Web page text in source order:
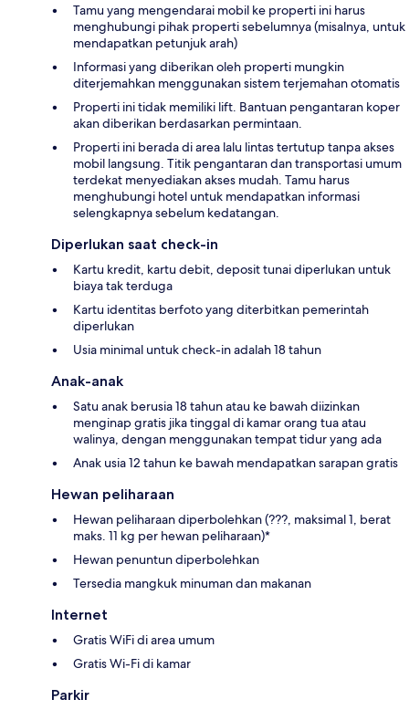
Tamu yang mengendarai mobil ke properti ini harus
menghubungi pihak properti sebelumnya (misalnya, untuk
mendapatkan petunjuk arah)
Informasi yang diberikan oleh properti mungkin
diterjemahkan menggunakan sistem terjemahan otomatis
Properti ini tidak memiliki lift. Bantuan pengantaran koper
akan diberikan berdasarkan permintaan.
Properti ini berada di area lalu lintas tertutup tanpa akses
mobil langsung. Titik pengantaran dan transportasi umum
terdekat menyediakan akses mudah. Tamu harus
menghubungi hotel untuk mendapatkan informasi
selengkapnya sebelum kedatangan.
Diperlukan saat check-in
Kartu kredit, kartu debit, deposit tunai diperlukan untuk
biaya tak terduga
Kartu identitas berfoto yang diterbitkan pemerintah
diperlukan
Usia minimal untuk check-in adalah 18 tahun
Anak-anak
Satu anak berusia 18 tahun atau ke bawah diizinkan
menginap gratis jika tinggal di kamar orang tua atau
walinya, dengan menggunakan tempat tidur yang ada
Anak usia 12 tahun ke bawah mendapatkan sarapan gratis
Hewan peliharaan
Hewan peliharaan diperbolehkan (???, maksimal 1, berat
maks. 11 kg per hewan peliharaan)*
Hewan penuntun diperbolehkan
Tersedia mangkuk minuman dan makanan
Internet
Gratis WiFi di area umum
Gratis Wi-Fi di kamar
Parkir